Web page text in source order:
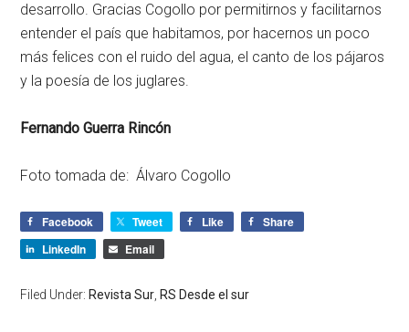
desarrollo. Gracias Cogollo por permitirnos y facilitarnos
entender el país que habitamos, por hacernos un poco
más felices con el ruido del agua, el canto de los pájaros
y la poesía de los juglares.
Fernando Guerra Rincón
Foto tomada de: Álvaro Cogollo
Facebook Tweet Like
Share
LinkedIn
Email
Filed Under: Revista Sur, RS Desde el sur